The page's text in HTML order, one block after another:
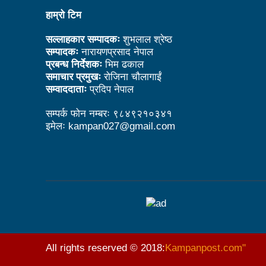
विदेशमा रहेका नेपालीहरूको
बेलकोटगढीको चौथो
उद्योगको प्रवर्द्धन र विस्तारका
आगामी आर्थिक वर्षभित्रै भरतपुर
चीन भ्रमणका क्रममा भएका
लुम्बिनी प्रदेशले घरबाटै व्यवसायिक
हाम्रो टिम
सल्लाहकार सम्पादकःशुभलाल श्रेष्ठ
सम्पादकःनारायणप्रसाद नेपाल
प्रबन्ध निर्देशकःभिम ढकाल
समाचार प्रमुखःरोजिना चौलागाईं
सम्वाददाताःप्रदिप नेपाल
सम्पर्क फोन नम्बरः ९८४९२१०३४१
इमेलः kampan027@gmail.com
All rights reserved © 2018:Kampanpost.com"